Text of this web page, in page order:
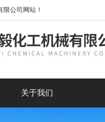
公司网站！
关于我们